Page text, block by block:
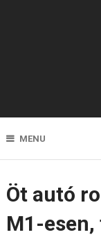
MENU
Öt autó
M1-